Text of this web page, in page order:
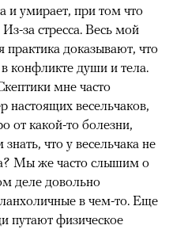
и умирает, при том что
за стресса. Весь мой
доказывают, что
конфликте души и тела.
мне часто
весельчаков,
от какой-то болезни,
что у весельчака не
Мы же часто слышим о
деле довольно
в чем-то. Еще
физическое